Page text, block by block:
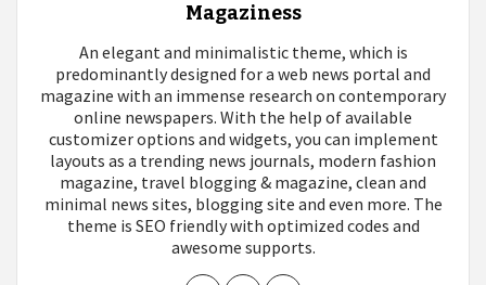
Magaziness
An elegant and minimalistic theme, which is
predominantly designed for a web news portal and
magazine with an immense research on contemporary
online newspapers. With the help of available
customizer options and widgets, you can implement
layouts as a trending news journals, modern fashion
magazine, travel blogging & magazine, clean and
minimal news sites, blogging site and even more. The
theme is SEO friendly with optimized codes and
awesome supports.